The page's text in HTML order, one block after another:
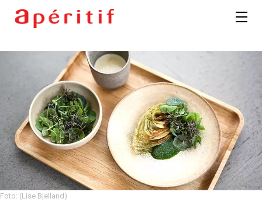
Foto: (Lise Bjelland)